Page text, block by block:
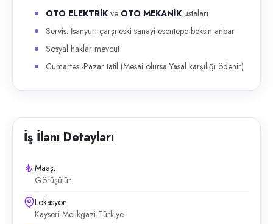
OTO ELEKTRİKve OTO MEKANİKustaları
Servis: İsanyurt-çarşı-eski sanayi-esentepe-beksin-anbar
Sosyal haklar mevcut
Cumartesi-Pazar tatil (Mesai olursa Yasal karşılığı ödenir)
İş İlanı Detayları
Maaş:
Görüşülür
Lokasyon:
Kayseri Melikgazi Türkiye